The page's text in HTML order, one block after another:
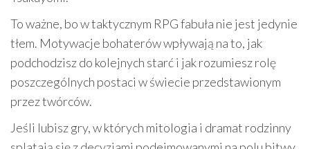
To ważne, bo w taktycznym RPG fabuła nie jest jedynie
tłem. Motywacje bohaterów wpływają na to, jak
podchodzisz do kolejnych starć i jak rozumiesz rolę
poszczególnych postaci w świecie przedstawionym
przez twórców.
Jeśli lubisz gry, w których mitologia i dramat rodzinny